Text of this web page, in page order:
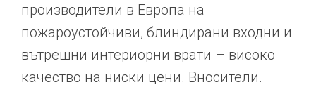
производители в Европа на
пожароустойчиви, блиндирани входни и
вътрешни интериорни врати – високо
качество на ниски цени. Вносители.